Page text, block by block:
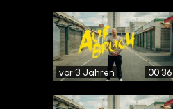
vor 3 Jahren 00:36